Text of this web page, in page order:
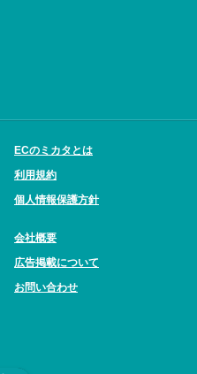
ECのミカタとは
利用規約
個人情報保護方針
会社概要
広告掲載について
お問い合わせ